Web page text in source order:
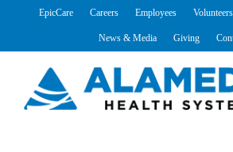
EpicCare Careers Employees Volunteers
News & Media Giving